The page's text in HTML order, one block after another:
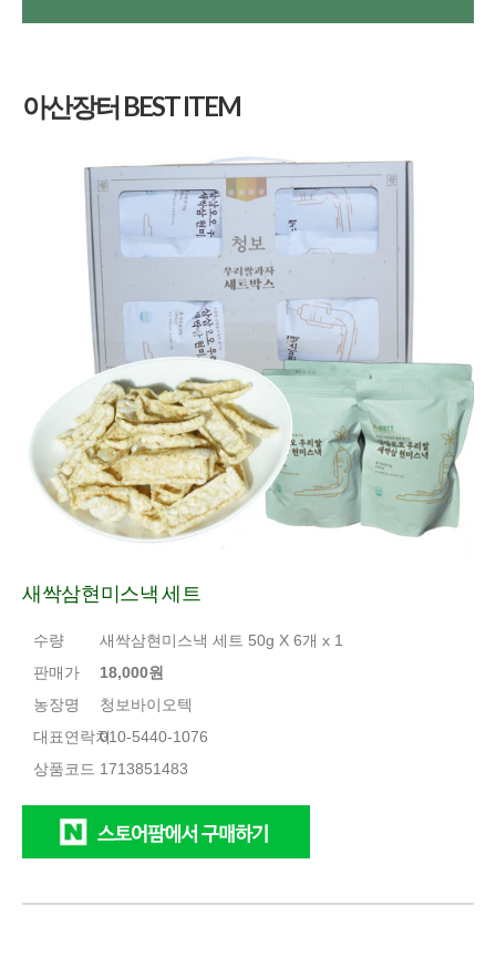
아산장터 BEST ITEM
새싹삼현미스낵 세트
수량
새싹삼현미스낵 세트 50g X 6개 x 1
판매가
18,000원
농장명
청보바이오텍
대표연락처010-5440-1076
상품코드 1713851483